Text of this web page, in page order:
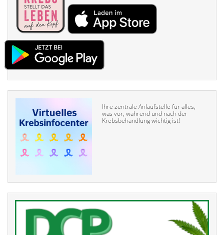
Ihre zentrale Anlaufstelle für alles,
was vor, während und nach der
Krebsbehandlung wichtig ist!